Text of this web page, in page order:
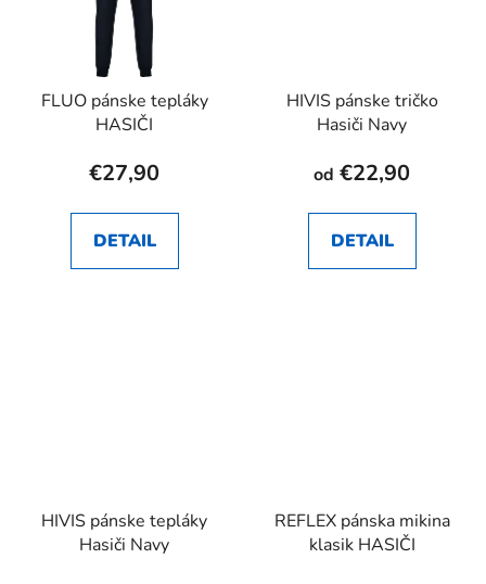
FLUO pánske tepláky
HASIČI
€27,90
DETAIL
HIVIS pánske tričko
Hasiči Navy
od €22,90
DETAIL
HIVIS pánske tepláky
Hasiči Navy
REFLEX pánska mikina
klasik HASIČI